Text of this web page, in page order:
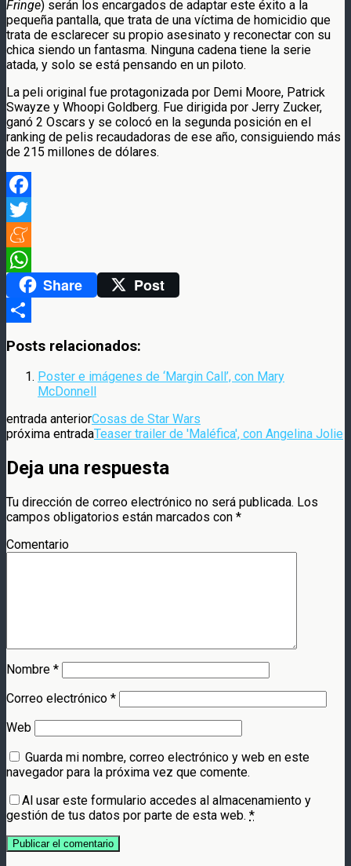
Fringe) serán los encargados de adaptar este éxito a la
pequeña pantalla, que trata de una víctima de homicidio que
trata de esclarecer su propio asesinato y reconectar con su
chica siendo un fantasma. Ninguna cadena tiene la serie
atada, y solo se está pensando en un piloto.
La peli original fue protagonizada por Demi Moore, Patrick
Swayze y Whoopi Goldberg. Fue dirigida por Jerry Zucker,
ganó 2 Oscars y se colocó en la segunda posición en el
ranking de pelis recaudadoras de ese año, consiguiendo más
de 215 millones de dólares.
Facebook
Twitter
Meneame
WhatsAppShare Post
Posts relacionados:
Poster e imágenes de ‘Margin Call’, con Mary
McDonnell
entrada anteriorCosas de Star Wars
próxima entradaTeaser trailer de 'Maléfica', con Angelina Jolie
Deja una respuesta
Tu dirección de correo electrónico no será publicada. Los
campos obligatorios están marcados con *
Comentario
Nombre *
Correo electrónico *
Web
Guarda mi nombre, correo electrónico y web en este
navegador para la próxima vez que comente.
Al usar este formulario accedes al almacenamiento y
gestión de tus datos por parte de esta web. *